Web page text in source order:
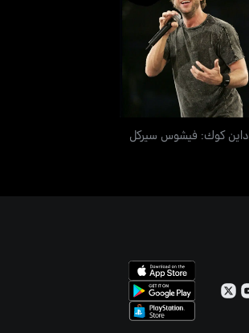
داين كوك: فيشوس سيركل
داين كوك: فيشوس سيركل